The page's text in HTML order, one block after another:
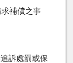
補償之事
訴處罰或保